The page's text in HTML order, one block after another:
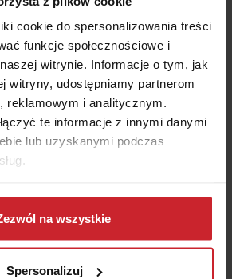
cookie do spersonalizowania treści
funkcje społecznościowe i
witrynie. Informacje o tym, jak
witryny, udostępniamy partnerom
reklamowym i analitycznym.
te informacje z innymi danymi
lub uzyskanymi podczas
temat tego, kim jesteśmy, jak
i w jaki sposób
osobowe w ramachPolityki
na wszystkie
Spersonalizuj
lub brzusznej,
nerek.
kontakt
z PZU Zdrowie? Ubezpieczyciel ma
kontaktu, dzięki którym od ręki
umówisz się na wizytę
Masz też do dyspozycji
na Androda i iOS-a, a także
Konsultanci czekają na Twój telefon
801 405 905